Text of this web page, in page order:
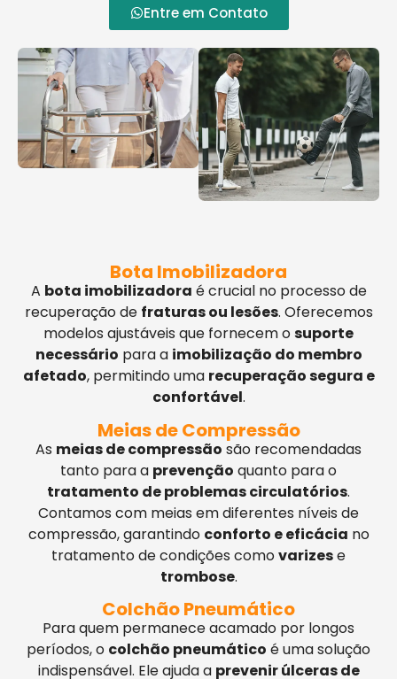
Entre em Contato
Bota Imobilizadora
A bota imobilizadora é crucial no processo de
recuperação de fraturas ou lesões. Oferecemos
modelos ajustáveis que fornecem osuporte
necessário para a imobilização do membro
afetado, permitindo uma recuperação segura e
confortável.
Meias de Compressão
As meias de compressão são recomendadas
tanto para a prevenção quanto para o
tratamento de problemas circulatórios.
Contamos com meias em diferentes níveis de
compressão, garantindo conforto e eficácia no
tratamento de condições comovarizese
trombose.
Colchão Pneumático
Para quem permanece acamado por longos
períodos, o colchão pneumático é uma solução
indispensável. Ele ajuda a prevenir úlceras de